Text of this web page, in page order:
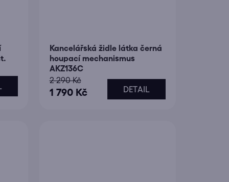
Kancelářská židle látka černá
houpací mechanismus
AKZ136C
1 790 Kč
2 290 Kč
DETAIL